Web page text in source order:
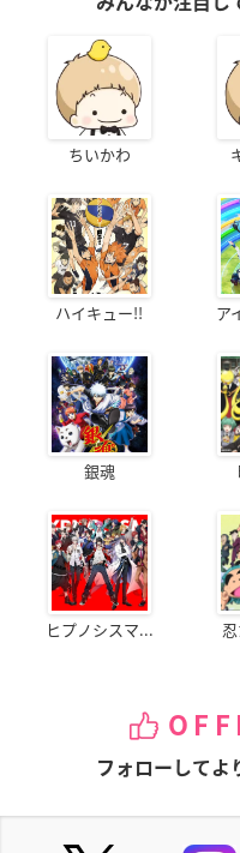
ちいかわ
ハイキュー!! ア
銀魂
ヒプノシスマ...
フォローしてよ